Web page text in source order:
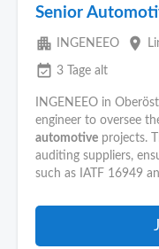
Senior
apartment INGENEEO place
event_available 3 Tage alt
INGENEEO in
engineer to oversee
automotive projects.
auditing suppliers,
such as IATF 16949